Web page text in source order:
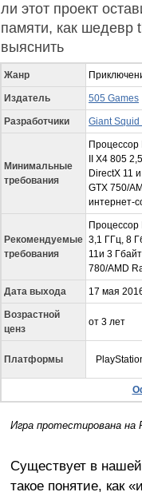
ли этот проект
памяти, как шедевр
выяснить
Жанр
Издатель 505 Games
Разработчики Giant Squid
Минимальные
требования
Процессор
II X4 805
DirectX 11
GTX 750/
интернет-
Рекомендуемые
требования
Процессор
3,1 ГГц, 8
11и 3
780/AMD
Дата выхода 17 мая
Возрастной
ценз
от 3 лет
Платформы
Игра протестирована на
Существует в
такое понятие, как